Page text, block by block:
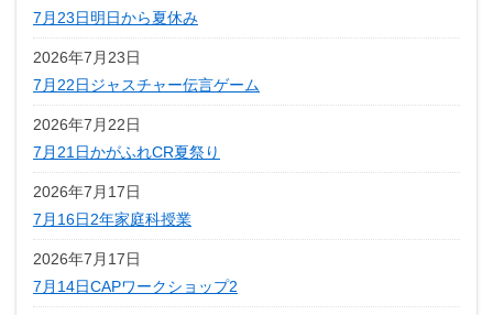
7月23日明日から夏休み
2026年7月23日
7月22日ジャスチャー伝言ゲーム
2026年7月22日
7月21日かがふれCR夏祭り
2026年7月17日
7月16日2年家庭科授業
2026年7月17日
7月14日CAPワークショップ2